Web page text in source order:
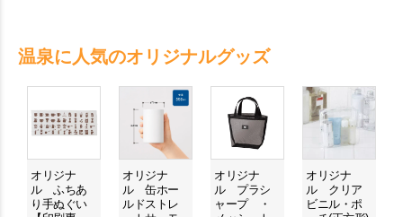
温泉に人気のオリジナルグッズ
オリジナ
ル ふちあ
り手ぬぐい
オリジナ
ル 缶ホー
ルドストレ
オリジナ
ル プラシ
ャープ ・
オリジナ
ル クリア
ビニル・ポ